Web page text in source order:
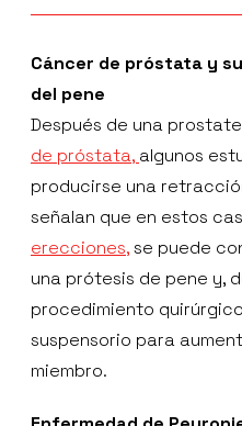
Cáncer de próstata y
del pene
Después de una
de próstata, algunos
producirse una
señalan que en estos
erecciones,se puede
una prótesis de pene y,
procedimiento
suspensorio para
miembro.